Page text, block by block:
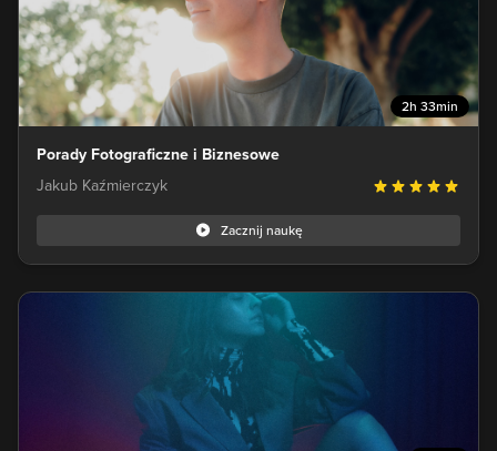
2h 33min
Porady Fotograficzne i Biznesowe
Jakub Kaźmierczyk
Zacznij naukę